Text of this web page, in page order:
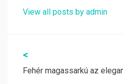
View all posts by admin
Bejegyzés
navigáció
<
Fehér magassarkú az